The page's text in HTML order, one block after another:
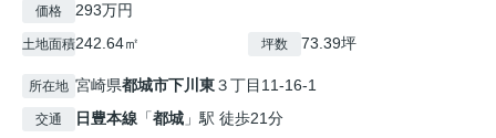
価格 293万円
土地面積242.64㎡ 坪数 73.39坪
所在地 宮崎県都城市下川東３丁目11-16-1
交通 日豊本線 「都城 」駅 徒歩21分